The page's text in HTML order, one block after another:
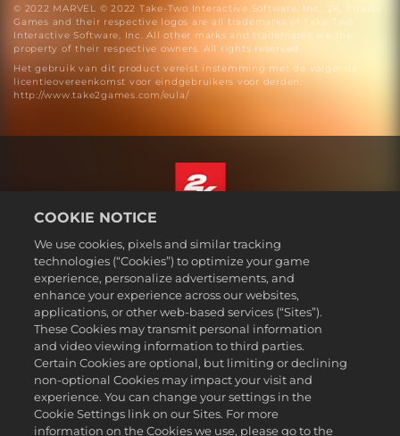
© 2022 MARVEL © 2022 Take-Two Interactive Software, Inc., 2K, Firaxis
Games and their respective logos are all trademarks of Take-Two
Interactive Software, Inc. All other marks and trademarks are the
property of their respective owners. All rights reserved.
Het gebruik van dit product vereist instemming met de volgende
licentieovereenkomst voor eindgebruikers voor derden:
http://www.take2games.com/eula/
Juridische informatie
Privacybeleid
Cookiebeleid
Ondersteuning
Mijn persoonlijke informatie niet verkopen of delen
Order Lookup & Refunds
2K Ad Partners
©2016-2026 Take-Two Interactive Software Inc. 2K, Firaxis Games,
Nederlands
COOKIE NOTICE
We use cookies, pixels and similar tracking
technologies (“Cookies”) to optimize your game
experience, personalize advertisements, and
enhance your experience across our websites,
applications, or other web-based services (“Sites”).
These Cookies may transmit personal information
and video viewing information to third parties.
Certain Cookies are optional, but limiting or declining
non-optional Cookies may impact your visit and
experience. You can change your settings in the
Cookie Settings link on our Sites. For more
information on the Cookies we use, please go to the